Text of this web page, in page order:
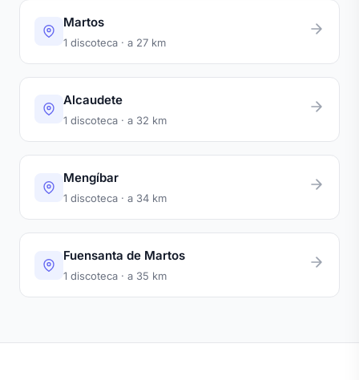
Martos
1 discoteca · a 27 km
Alcaudete
1 discoteca · a 32 km
Mengíbar
1 discoteca · a 34 km
Fuensanta de Martos
1 discoteca · a 35 km